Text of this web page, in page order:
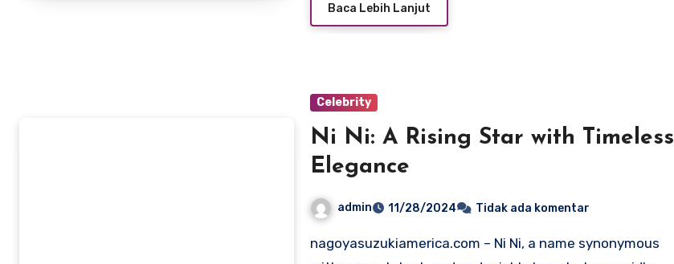
Baca Lebih Lanjut
Celebrity
Ni Ni: A Rising Star with Timeless
Elegance
admin 11/28/2024 Tidak ada komentar
nagoyasuzukiamerica.com – Ni Ni, a name synonymous